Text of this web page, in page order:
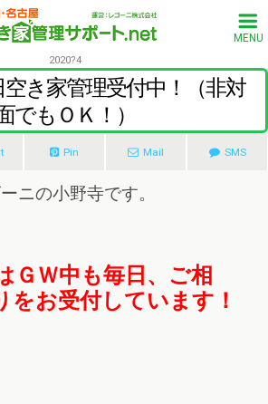
MENU
2020?4
空き家管理受付中！（非対
でもＯＫ！）
Pin Mail SMS
ニの小野寺です。
ＧＷ中も毎日、ご相
をお受付しています！